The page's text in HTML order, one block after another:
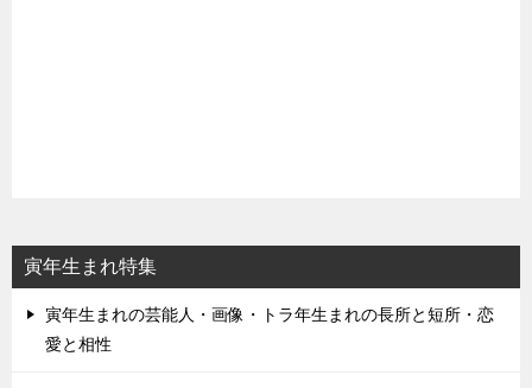
寅年生まれ特集
寅年生まれの芸能人・画像・トラ年生まれの長所と短所・恋
愛と相性